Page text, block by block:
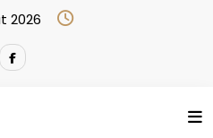
2026